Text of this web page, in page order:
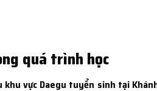
quá trình học
khu vực Daegu tuyển sinh tại